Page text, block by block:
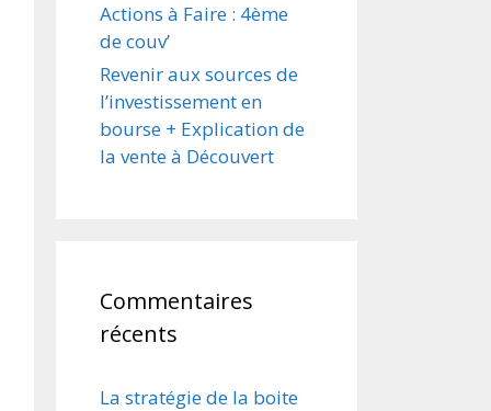
Actions à Faire : 4ème
de couv’
Revenir aux sources de
l’investissement en
bourse + Explication de
la vente à Découvert
Commentaires
récents
La stratégie de la boite